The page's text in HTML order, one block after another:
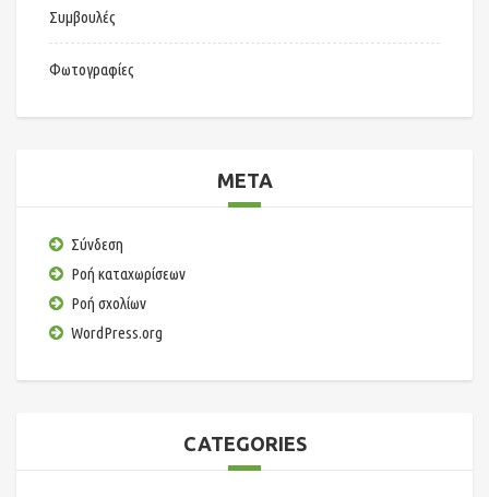
Συμβουλές
Φωτογραφίες
META
Σύνδεση
Ροή καταχωρίσεων
Ροή σχολίων
WordPress.org
CATEGORIES